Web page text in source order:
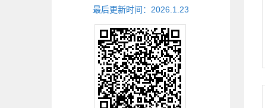
最后更新时间： 2026 1 23